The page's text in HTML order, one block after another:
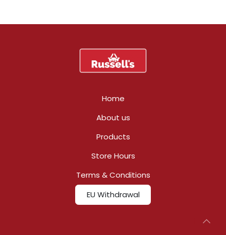
Home
About us
Products
Store Hours
Terms & Conditions
EU Withdrawal